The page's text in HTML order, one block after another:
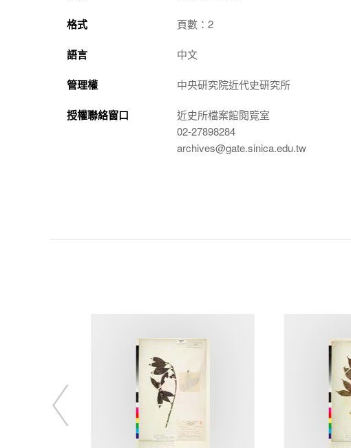
格式 頁數：2
語言 中文
管理權 中央研究院近代史研究所
授權聯絡窗口
近史所檔案館閱覽室
02-27898284
archives@gate.sinica.edu.tw